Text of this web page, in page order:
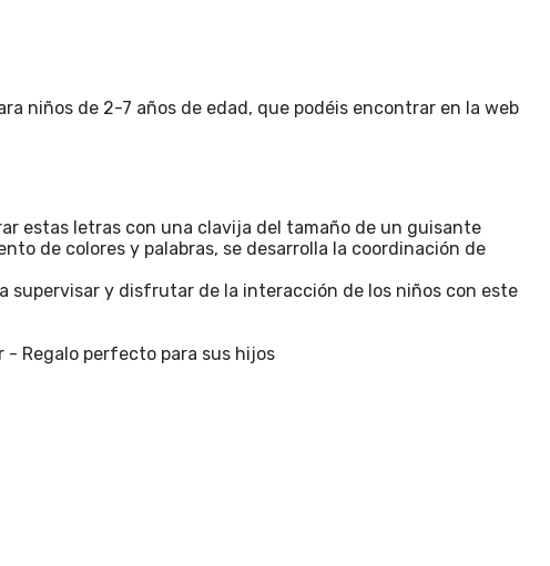
niños de 2-7 años de edad, que podéis encontrar en la web
estas letras con una clavija del tamaño de un guisante
de colores y palabras, se desarrolla la coordinación de
supervisar y disfrutar de la interacción de los niños con este
- Regalo perfecto para sus hijos